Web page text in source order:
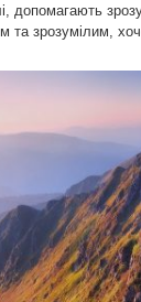
допомагають
та зрозумілим,